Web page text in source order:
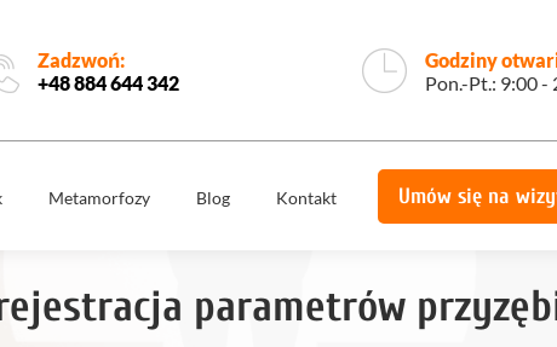
Zadzwoń:
+48 884 644 342
Godziny
Pon.-Pt.: 9:00 -
Implantologia
Metamorfozy Blog Kontakt Umów się na
parametrów